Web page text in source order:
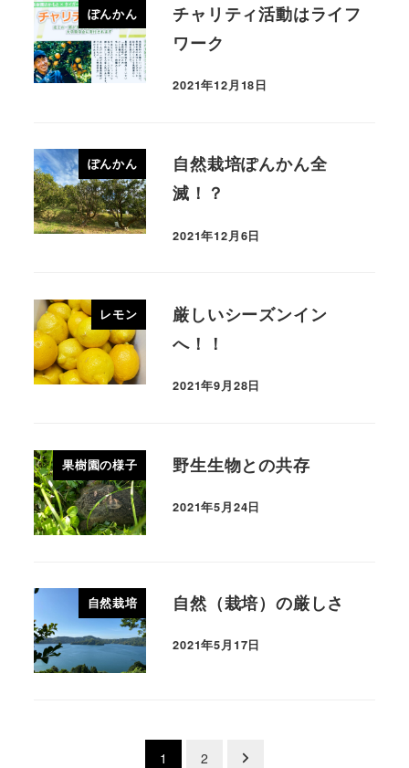
ぽんかん
チャリティ活動はライフ
ワーク
2021年12月18日
ぽんかん
自然栽培ぽんかん全
滅！？
2021年12月6日
レモン
厳しいシーズンイン
へ！！
2021年9月28日
果樹園の様子 野生生物との共存
2021年5月24日
自然栽培 自然（栽培）の厳しさ
2021年5月17日
1 2